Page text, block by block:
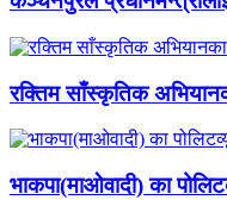
रक्तिम साँस्कृतिक
भाकपा(माओवादी) का